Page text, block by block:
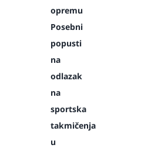
opremu
Posebni
popusti
na
odlazak
na
sportska
takmičenja
u